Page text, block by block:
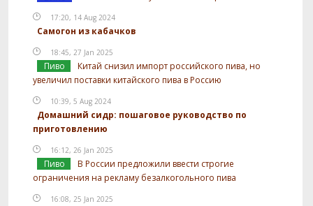
17:20, 14 Aug 2024
Самогон из кабачков
18:45, 27 Jan 2025
Пиво
Китай снизил импорт российского пива, но
увеличил поставки китайского пива в Россию
10:39, 5 Aug 2024
Домашний сидр: пошаговое руководство по
приготовлению
16:12, 26 Jan 2025
Пиво
В России предложили ввести строгие
ограничения на рекламу безалкогольного пива
16:08, 25 Jan 2025